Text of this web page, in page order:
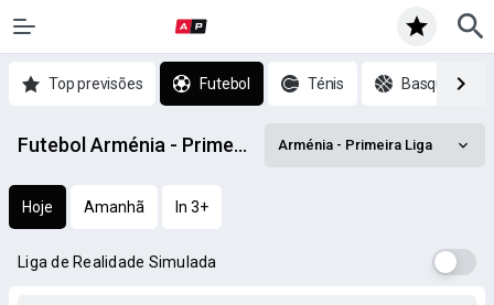
Top previsões Futebol Ténis Basquetebol
Futebol Arménia - Primeira Liga prognósticos Arménia - Primeira Liga
Hoje Amanhã In 3+
Liga de Realidade Simulada